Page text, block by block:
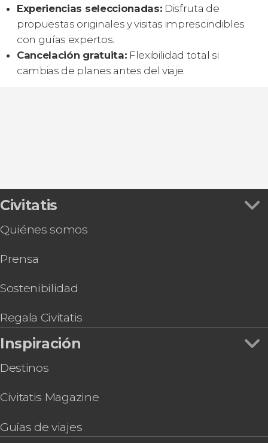
Experiencias seleccionadas: Disfruta de
propuestas originales y visitas imprescindibles
con guías expertos.
Cancelación gratuita: Flexibilidad total si
cambias de planes antes del viaje.
Civitatis
Quiénes somos
Prensa
Sostenibilidad
Regala Civitatis
Inspiración
Destinos
Civitatis Magazine
Guías de viajes